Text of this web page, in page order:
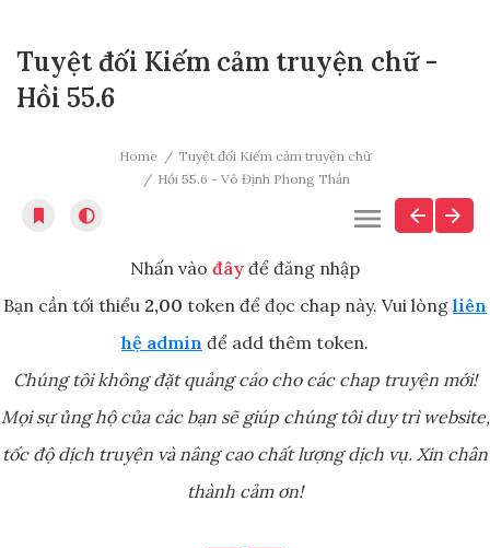
Tuyệt đối Kiếm cảm truyện chữ -
Hồi 55.6
Home
Tuyệt đối Kiếm cảm truyện chữ
Hồi 55.6 - Vô Định Phong Thần
Nhấn vào đây để đăng nhập
Bạn cần tối thiểu 2,00 token để đọc chap này. Vui lòng liên
hệ admin để add thêm token.
Chúng tôi không đặt quảng cáo cho các chap truyện mới!
Mọi sự ủng hộ của các bạn sẽ giúp chúng tôi duy trì website,
tốc độ dịch truyện và nâng cao chất lượng dịch vụ. Xin chân
thành cảm ơn!